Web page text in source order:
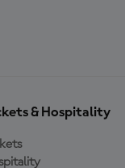
& Hospitality